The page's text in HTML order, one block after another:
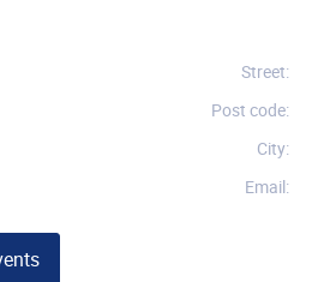
Street:
Post code:
City:
Email: